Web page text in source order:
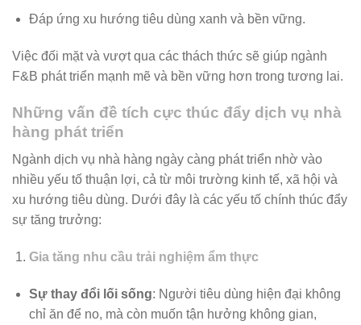
Đáp ứng xu hướng tiêu dùng xanh và bền vững.
Việc đối mặt và vượt qua các thách thức sẽ giúp ngành
F&B phát triển mạnh mẽ và bền vững hơn trong tương lai.
Những vấn đề tích cực thúc đẩy dịch vụ nhà
hàng phát triển
Ngành dịch vụ nhà hàng ngày càng phát triển nhờ vào
nhiều yếu tố thuận lợi, cả từ môi trường kinh tế, xã hội và
xu hướng tiêu dùng. Dưới đây là các yếu tố chính thúc đẩy
sự tăng trưởng:
Gia tăng nhu cầu trải nghiệm ẩm thực
Sự thay đổi lối sống: Người tiêu dùng hiện đại không
chỉ ăn để no, mà còn muốn tận hưởng không gian,